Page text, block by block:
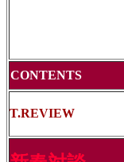
CONTENTS
T.REVIEW